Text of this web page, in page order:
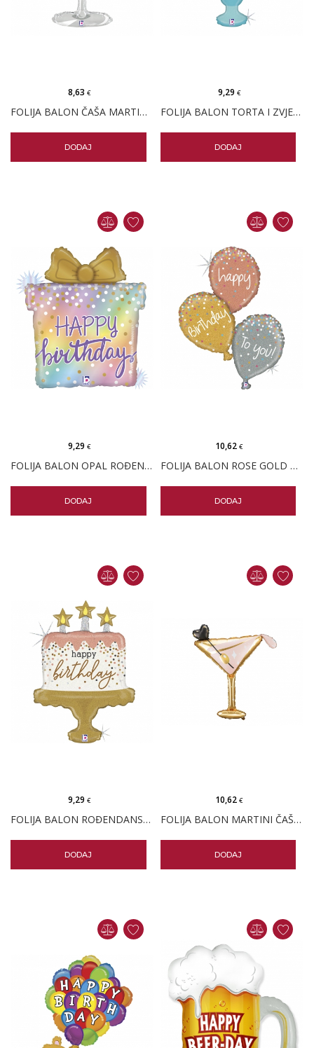
FOLIJA BALON ČAŠA MARTINIJA
8,63€
DODAJ
FOLIJA BALON TORTA I ZVJEZDICE
9,29 €
DODAJ
FOLIJA BALON OPAL ROĐENDANSKI POKLON
9,29€
DODAJ
FOLIJA BALON ROSE GOLD ROĐENDAN
10,62€
DODAJ
FOLIJA BALON ROĐENDANSKA TORTA KONFETI BOHO
9,29€
DODAJ
FOLIJA BALON MARTINI ČAŠA ROSE GOLD
10,62€
DODAJ